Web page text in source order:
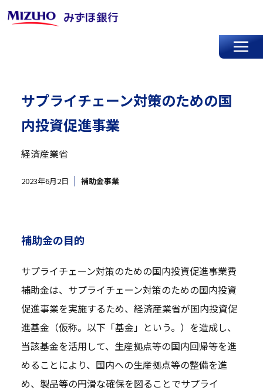
サプライチェーン対策のための国
内投資促進事業
経済産業省
2023年6月2日 補助金事業
補助金の目的
サプライチェーン対策のための国内投資促進事業費
補助金は、サプライチェーン対策のための国内投資
促進事業を実施するため、経済産業省が国内投資促
進基金（仮称。以下「基金」という。）を造成し、
当該基金を活用して、生産拠点等の国内回帰等を進
めることにより、国内への生産拠点等の整備を進
め、製品等の円滑な確保を図ることでサプライ